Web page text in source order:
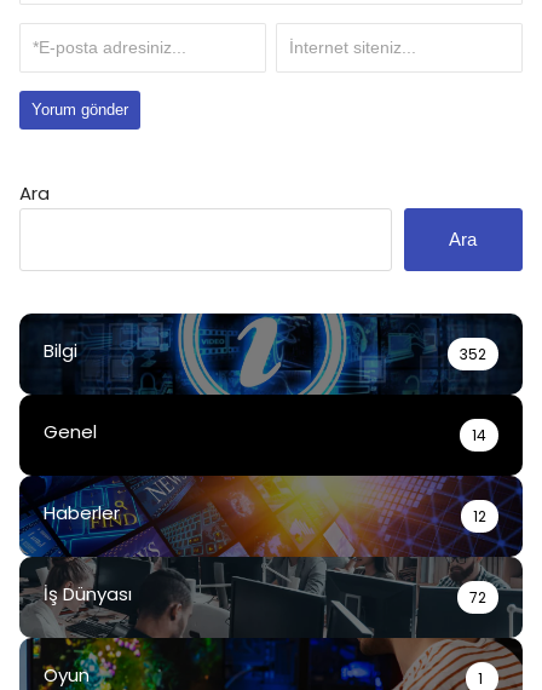
Ara
Ara
Bilgi 352
Genel 14
Haberler 12
İş Dünyası 72
Oyun 1